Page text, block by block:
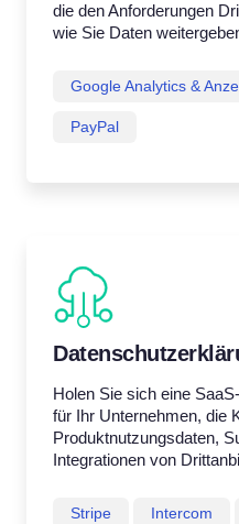
die den Anforderungen
wie Sie Daten
Google Analytics &
PayPal
Holen Sie sich eine
für Ihr Unternehmen, die
Produktnutzungsdaten,
Integrationen von
Stripe Intercom